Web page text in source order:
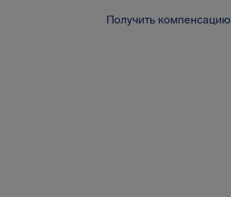
Получить компенсацию